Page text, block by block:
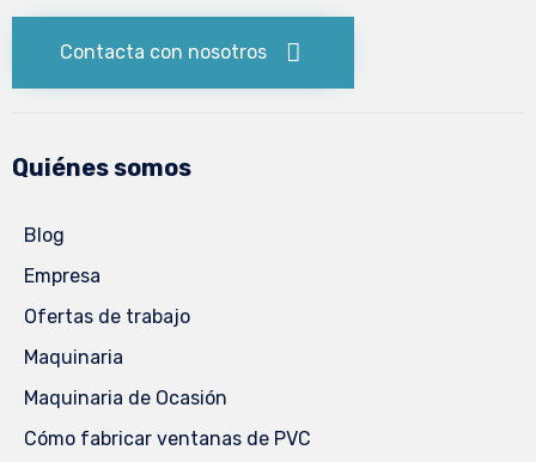
Contacta con nosotros
Quiénes somos
Blog
Empresa
Ofertas de trabajo
Maquinaria
Maquinaria de Ocasión
Cómo fabricar ventanas de PVC